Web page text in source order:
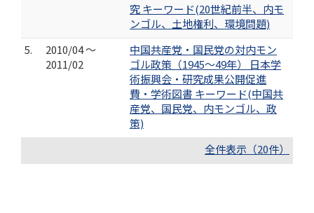
究 キーワード(20世紀前半、内モ
ンゴル、土地権利、環境問題)
5.
2010/04 ～
2011/02
中国共産党・国民党の対内モン
ゴル政策（1945～49年） 日本学
術振興会・研究成果公開促進
費・学術図書 キーワード(中国共
産党、国民党、内モンゴル、政
策)
全件表示（20件）